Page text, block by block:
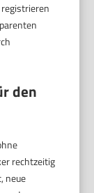
den
rechtzeitig
neue